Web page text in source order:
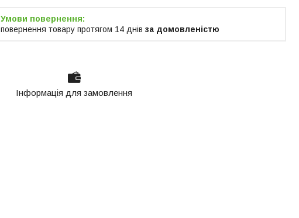
повернення товару протягом 14 днів за домовленістю
Інформація для замовлення